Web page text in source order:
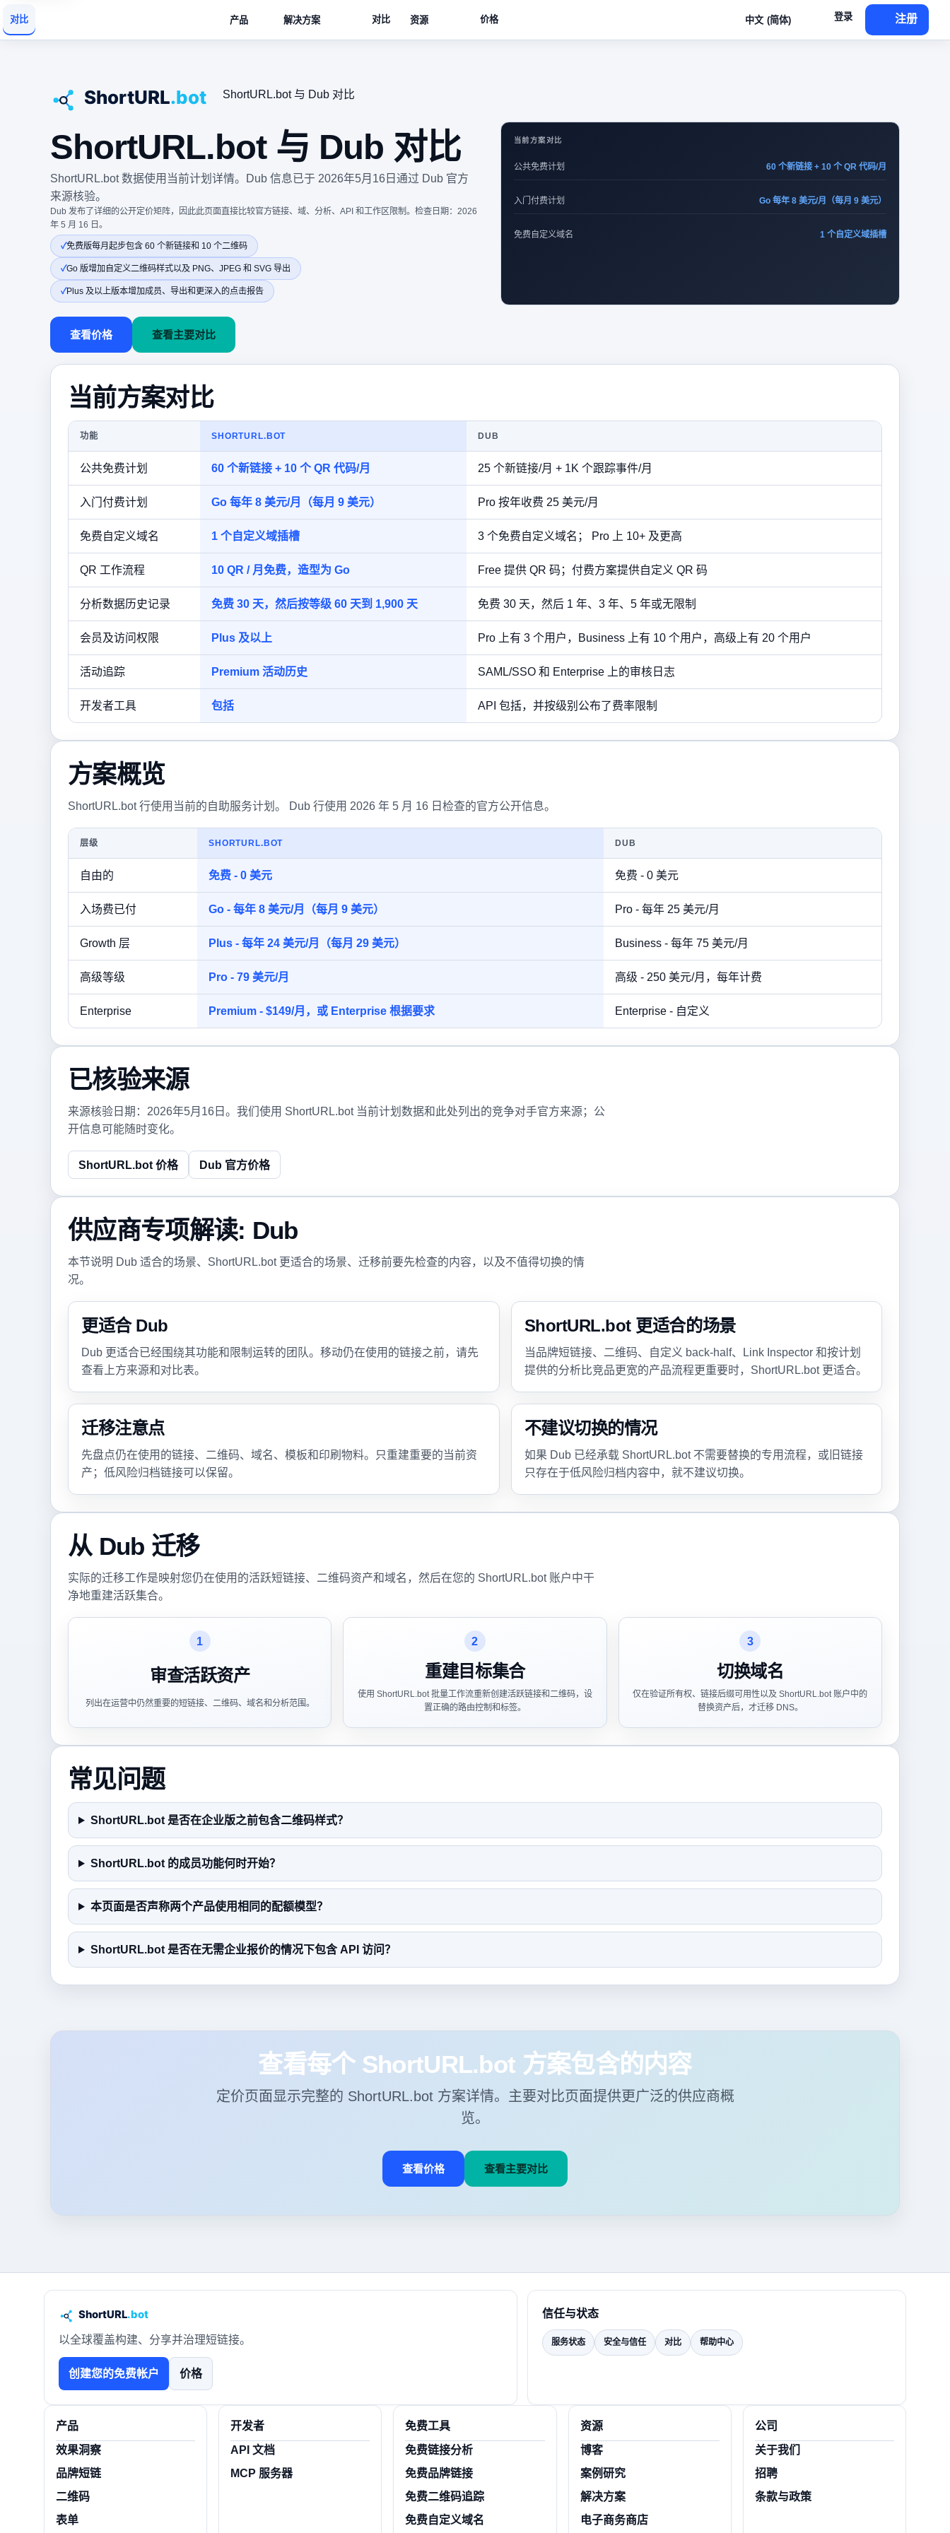
对比 产品 解决方案 对比 资源 价格 中文 (简体) 登录 注册
ShortURL.bot 与 Dub 对比
ShortURL.bot 与 Dub 对比
ShortURL.bot 数据使用当前计划详情。Dub 信息已于 2026年5月16日通过 Dub 官方
来源核验。
Dub 发布了详细的公开定价矩阵，因此此页面直接比较官方链接、域、分析、API 和工作区限制。检查日期：2026
年 5 月 16 日。
免费版每月起步包含 60 个新链接和 10 个二维码
Go 版增加自定义二维码样式以及 PNG、JPEG 和 SVG 导出
Plus 及以上版本增加成员、导出和更深入的点击报告
查看价格 查看主要对比
当前方案对比
公共免费计划 60 个新链接 + 10 个 QR 代码/月
入门付费计划 Go 每年 8 美元/月（每月 9 美元）
免费自定义域名 1 个自定义域插槽
当前方案对比
功能 SHORTURL.BOT DUB
公共免费计划 60 个新链接 + 10 个 QR 代码/月 25 个新链接/月 + 1K 个跟踪事件/月
入门付费计划 Go 每年 8 美元/月（每月 9 美元） Pro 按年收费 25 美元/月
免费自定义域名 1 个自定义域插槽 3 个免费自定义域名； Pro 上 10+ 及更高
QR 工作流程 10 QR / 月免费，造型为 Go Free 提供 QR 码；付费方案提供自定义 QR 码
分析数据历史记录 免费 30 天，然后按等级 60 天到 1,900 天 免费 30 天，然后 1 年、3 年、5 年或无限制
会员及访问权限 Plus 及以上 Pro 上有 3 个用户，Business 上有 10 个用户，高级上有 20 个用户
活动追踪 Premium 活动历史 SAML/SSO 和 Enterprise 上的审核日志
开发者工具 包括 API 包括，并按级别公布了费率限制
方案概览
ShortURL.bot 行使用当前的自助服务计划。 Dub 行使用 2026 年 5 月 16 日检查的官方公开信息。
层级 SHORTURL.BOT DUB
自由的 免费 - 0 美元 免费 - 0 美元
入场费已付 Go - 每年 8 美元/月（每月 9 美元） Pro - 每年 25 美元/月
Growth 层 Plus - 每年 24 美元/月（每月 29 美元） Business - 每年 75 美元/月
高级等级 Pro - 79 美元/月 高级 - 250 美元/月，每年计费
Enterprise Premium - $149/月，或 Enterprise 根据要求 Enterprise - 自定义
已核验来源
来源核验日期：2026年5月16日。我们使用 ShortURL.bot 当前计划数据和此处列出的竞争对手官方来源；公
开信息可能随时变化。
ShortURL.bot 价格 Dub 官方价格
供应商专项解读: Dub
本节说明 Dub 适合的场景、ShortURL.bot 更适合的场景、迁移前要先检查的内容，以及不值得切换的情
况。
更适合 Dub
Dub 更适合已经围绕其功能和限制运转的团队。移动仍在使用的链接之前，请先
查看上方来源和对比表。
ShortURL.bot 更适合的场景
当品牌短链接、二维码、自定义 back-half、Link Inspector 和按计划
提供的分析比竞品更宽的产品流程更重要时，ShortURL.bot 更适合。
迁移注意点
先盘点仍在使用的链接、二维码、域名、模板和印刷物料。只重建重要的当前资
产；低风险归档链接可以保留。
不建议切换的情况
如果 Dub 已经承载 ShortURL.bot 不需要替换的专用流程，或旧链接
只存在于低风险归档内容中，就不建议切换。
从 Dub 迁移
实际的迁移工作是映射您仍在使用的活跃短链接、二维码资产和域名，然后在您的 ShortURL.bot 账户中干
净地重建活跃集合。
1
审查活跃资产
列出在运营中仍然重要的短链接、二维码、域名和分析范围。
2
重建目标集合
使用 ShortURL.bot 批量工作流重新创建活跃链接和二维码，设
置正确的路由控制和标签。
3
切换域名
仅在验证所有权、链接后缀可用性以及 ShortURL.bot 账户中的
替换资产后，才迁移 DNS。
常见问题
ShortURL.bot 是否在企业版之前包含二维码样式？
ShortURL.bot 的成员功能何时开始？
本页面是否声称两个产品使用相同的配额模型？
ShortURL.bot 是否在无需企业报价的情况下包含 API 访问？
查看每个 ShortURL.bot 方案包含的内容
定价页面显示完整的 ShortURL.bot 方案详情。主要对比页面提供更广泛的供应商概
览。
查看价格 查看主要对比
以全球覆盖构建、分享并治理短链接。
创建您的免费帐户 价格
信任与状态
服务状态 安全与信任 对比 帮助中心
产品
效果洞察
品牌短链
二维码
表单
开发者
API 文档
MCP 服务器
免费工具
免费链接分析
免费品牌链接
免费二维码追踪
免费自定义域名
资源
博客
案例研究
解决方案
电子商务商店
公司
关于我们
招聘
条款与政策